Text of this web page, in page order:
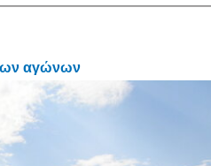
των αγώνων